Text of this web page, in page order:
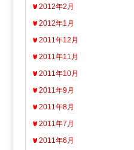
2012年2月
2012年1月
2011年12月
2011年11月
2011年10月
2011年9月
2011年8月
2011年7月
2011年6月